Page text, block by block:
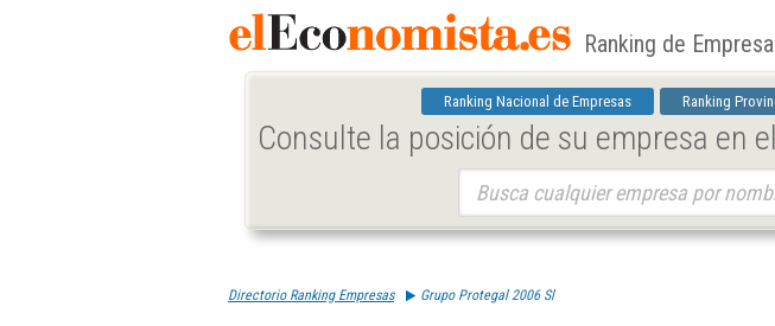
Ranking de
Ranking Nacional de Empresas Ranking
Consulte la posición de su empresa en
Directorio Ranking Empresas Grupo Protegal 2006 Sl